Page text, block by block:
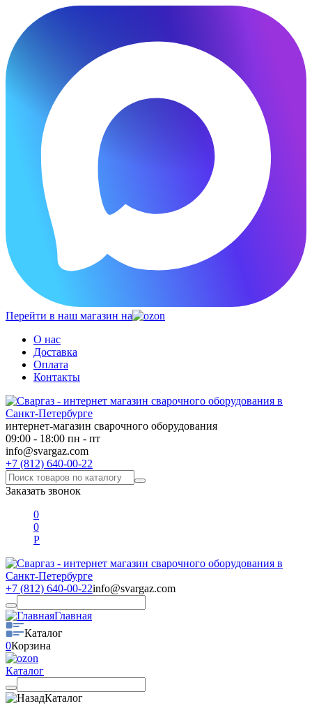
Перейти в наш магазин на
О нас
Доставка
Оплата
Контакты
интернет-магазин сварочного оборудования
09:00 - 18:00 пн - пт
info@svargaz.com
+7 (812) 640-00-22
Заказать звонок
0
0
Р
+7 (812) 640-00-22info@svargaz.com
Главная
Каталог
0Корзина
Каталог
Каталог